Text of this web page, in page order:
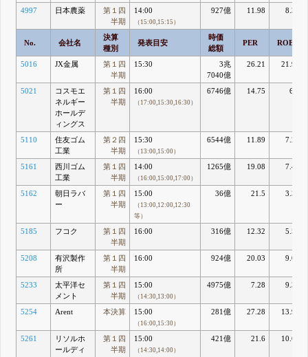
4997 日本農薬
第１四
半期
14:00
（15:00,15:15）
927億 11.98 8.37
No. 会社名
決算
種別
発表目安
時価
総額
PER ROE
5016 JX金属
第１四
半期
15:30
3兆
7040億
26.21 21.95
5021
コスモエ
ネルギー
ホールデ
ィングス
第１四
半期
16:00
（17:00,15:30,16:30）
6746億 14.75 6.5
5110
住友ゴム
工業
第２四
半期
15:30
（13:00,15:00）
6544億 11.89 7.29
5161
西川ゴム
工業
第１四
半期
14:00
（16:00,15:00,17:00）
1265億 19.08 7.46
5162
朝日ラバ
ー
第１四
半期
15:00
（13:00,12:00,12:30
等）
36億 21.5 3.31
5185 フコク
第１四
半期
16:00 316億 12.32 5.57
5208
有沢製作
所
第１四
半期
16:00 924億 20.03 9.06
5233
太平洋セ
メント
第１四
半期
15:00
（14:30,13:00）
4975億 7.28 9.35
5254 Arent 本決算 15:00
（16:00,15:30）
281億 27.28 13.96
5261
リソルホ
ールディ
第１四
半期
15:00
（14:30,14:00）
421億 21.6 10.63